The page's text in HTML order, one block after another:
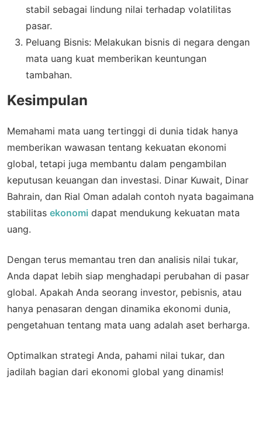
stabil sebagai lindung nilai terhadap volatilitas
pasar.
Peluang Bisnis: Melakukan bisnis di negara dengan
mata uang kuat memberikan keuntungan
tambahan.
Kesimpulan
Memahami mata uang tertinggi di dunia tidak hanya
memberikan wawasan tentang kekuatan ekonomi
global, tetapi juga membantu dalam pengambilan
keputusan keuangan dan investasi. Dinar Kuwait, Dinar
Bahrain, dan Rial Oman adalah contoh nyata bagaimana
stabilitas ekonomi dapat mendukung kekuatan mata
uang.
Dengan terus memantau tren dan analisis nilai tukar,
Anda dapat lebih siap menghadapi perubahan di pasar
global. Apakah Anda seorang investor, pebisnis, atau
hanya penasaran dengan dinamika ekonomi dunia,
pengetahuan tentang mata uang adalah aset berharga.
Optimalkan strategi Anda, pahami nilai tukar, dan
jadilah bagian dari ekonomi global yang dinamis!